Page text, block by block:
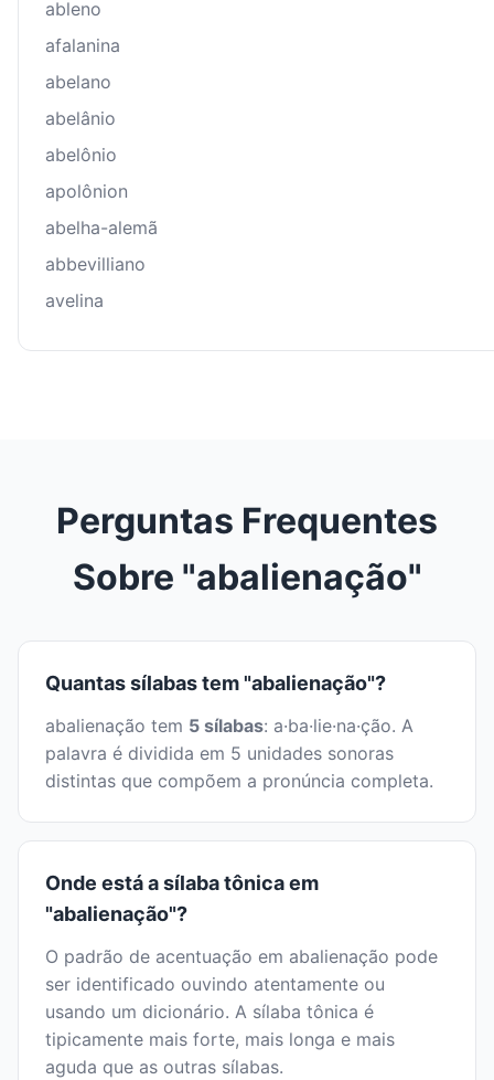
ableno
afalanina
abelano
abelânio
abelônio
apolônion
abelha-alemã
abbevilliano
avelina
Perguntas Frequentes
Sobre "abalienação"
Quantas sílabas tem "abalienação"?
abalienação tem 5 sílabas: a·ba·lie·na·ção. A
palavra é dividida em 5 unidades sonoras
distintas que compõem a pronúncia completa.
Onde está a sílaba tônica em
"abalienação"?
O padrão de acentuação em abalienação pode
ser identificado ouvindo atentamente ou
usando um dicionário. A sílaba tônica é
tipicamente mais forte, mais longa e mais
aguda que as outras sílabas.